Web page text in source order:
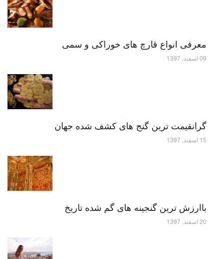
معرفی انواع قارچ های خوراکی و سمی
09 اسفند, 1397
گرانقیمت ترین گنج های کشف شده جهان
15 اسفند, 1397
باارزش ترین گنجینه های گم شده تاریخ
20 اسفند, 1397